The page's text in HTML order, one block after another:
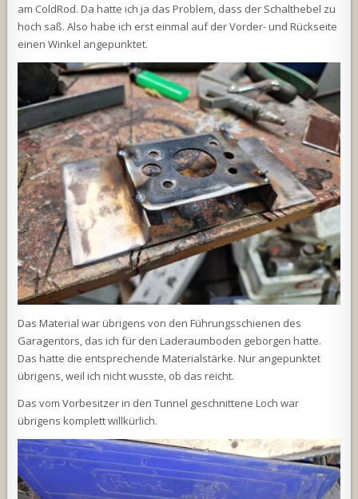
am ColdRod. Da hatte ich ja das Problem, dass der Schalthebel zu
hoch saß. Also habe ich erst einmal auf der Vorder- und Rückseite
einen Winkel angepunktet.
Das Material war übrigens von den Führungsschienen des
Garagentors, das ich für den Laderaumboden geborgen hatte.
Das hatte die entsprechende Materialstärke. Nur angepunktet
übrigens, weil ich nicht wusste, ob das reicht.
Das vom Vorbesitzer in den Tunnel geschnittene Loch war
übrigens komplett willkürlich.